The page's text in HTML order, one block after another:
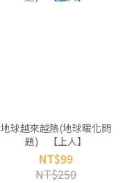
地球越來越熱(地球暖化問
題) 【上人】
NT$99
NT$250